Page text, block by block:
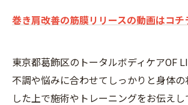
巻き肩改善の筋膜リリースの動画はコチ
東京都葛飾区のトータルボディケアOF
不調や悩みに合わせてしっかりと身体の
した上で施術やトレーニングをお伝えし